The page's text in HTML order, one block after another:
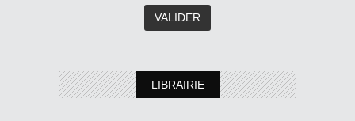
LIBRAIRIE